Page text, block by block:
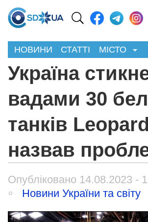
НОВИНИ СТАТТІ МІСТО
Україна
вадами 30
танків
назвав
Опубліковано 14.08.2023 -
Новини України та світу